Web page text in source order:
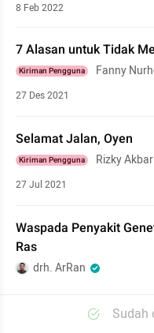
8 Feb 2022
7 Alasan untuk Tidak
Kiriman Pengguna Fanny
27 Des 2021
Selamat Jalan, Oyen
Kiriman Pengguna Rizky
27 Jul 2021
Waspada Penyakit
Ras
drh. ArRan
Sudah